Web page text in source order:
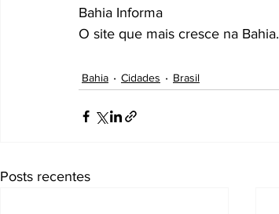
Bahia Informa
O site que mais cresce na Bahia.
Bahia Cidades Brasil
Posts recentes